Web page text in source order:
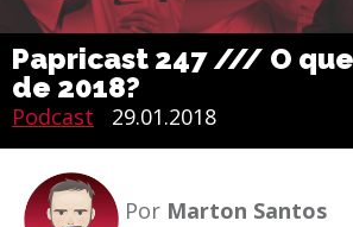
Papricast 247 /// O
de 2018?
Podcast 29.01.2018
Por Marton Santos